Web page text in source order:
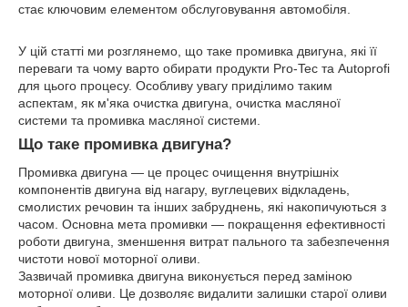
стає ключовим елементом обслуговування автомобіля.
У цій статті ми розглянемо, що таке промивка двигуна, які її
переваги та чому варто обирати продукти Pro-Tec та Autoprofi
для цього процесу. Особливу увагу приділимо таким
аспектам, як м'яка очистка двигуна, очистка масляної
системи та промивка масляної системи.
Що таке промивка двигуна?
Промивка двигуна — це процес очищення внутрішніх
компонентів двигуна від нагару, вуглецевих відкладень,
смолистих речовин та інших забруднень, які накопичуються з
часом. Основна мета промивки — покращення ефективності
роботи двигуна, зменшення витрат пального та забезпечення
чистоти нової моторної оливи.
Зазвичай промивка двигуна виконується перед заміною
моторної оливи. Це дозволяє видалити залишки старої оливи